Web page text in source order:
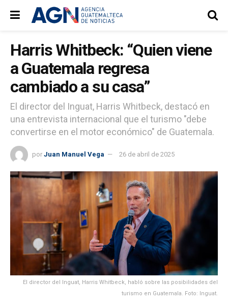
Harris Whitbeck: “Quien viene
a Guatemala regresa
cambiado a su casa”
El director del Inguat, Harris Whitbeck, destacó en
una entrevista internacional que el turismo "debe
convertirse en el motor económico" de Guatemala.
por Juan Manuel Vega 26 de abril de 2025
El director del Inguat, Harris Whitbeck, habló sobre las posibilidades del
turismo en Guatemala. Foto: Inguat.